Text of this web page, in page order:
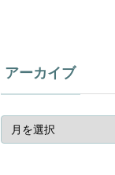
アーカイブ